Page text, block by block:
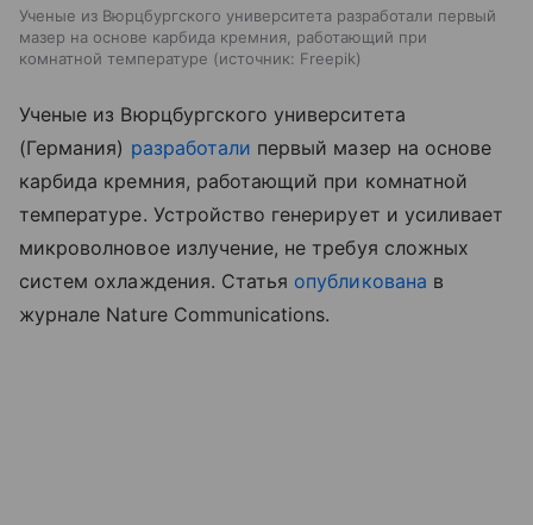
Ученые из Вюрцбургского университета разработали первый
мазер на основе карбида кремния, работающий при
комнатной температуре
источник: Freepik
Ученые из Вюрцбургского университета
(Германия) разработали первый мазер на основе
карбида кремния, работающий при комнатной
температуре. Устройство генерирует и усиливает
микроволновое излучение, не требуя сложных
систем охлаждения. Статья опубликована в
журнале Nature Communications.